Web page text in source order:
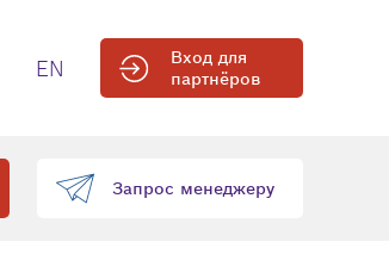
EN
Вход для
партнёров
Запрос менеджеру